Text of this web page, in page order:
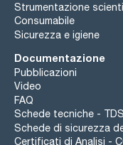
Strumentazione
Consumabile
Sicurezza e igiene
Documentazione
Pubblicazioni
Video
FAQ
Schede tecniche - TDS
Schede di sicurezza
Certificati di Analisi -